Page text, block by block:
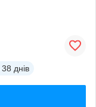
38 днів